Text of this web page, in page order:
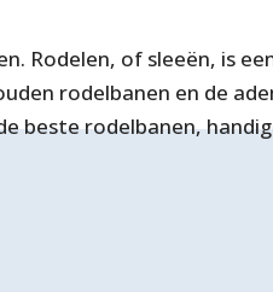
Rodelen, of sleeën, is
rodelbanen en de
beste rodelbanen,